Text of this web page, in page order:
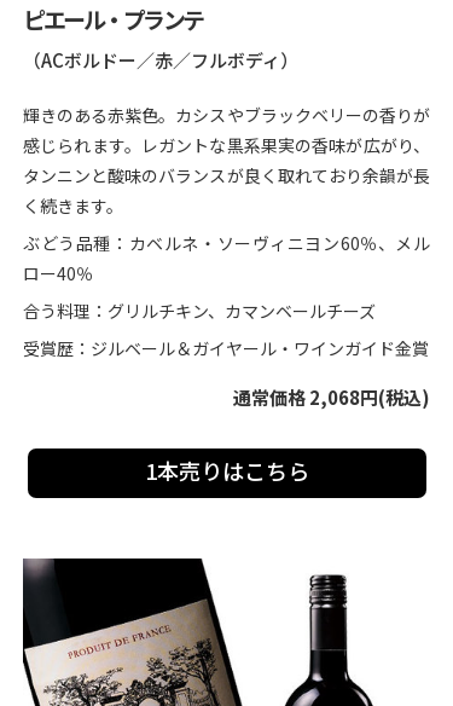
ピエール・プランテ
（ACボルドー／赤／フルボディ）
輝きのある赤紫色。カシスやブラックベリーの香りが
感じられます。レガントな黒系果実の香味が広がり、
タンニンと酸味のバランスが良く取れており余韻が長
く続きます。
ぶどう品種：カベルネ・ソーヴィニヨン60％、メル
ロー40％
合う料理：グリルチキン、カマンベールチーズ
受賞歴：ジルベール＆ガイヤール・ワインガイド金賞
通常価格 2,068円(税込)
1本売りはこちら